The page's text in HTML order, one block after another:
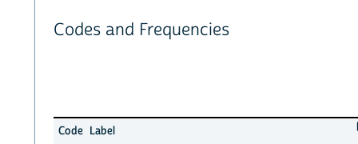
Codes and Frequencies
Code Label